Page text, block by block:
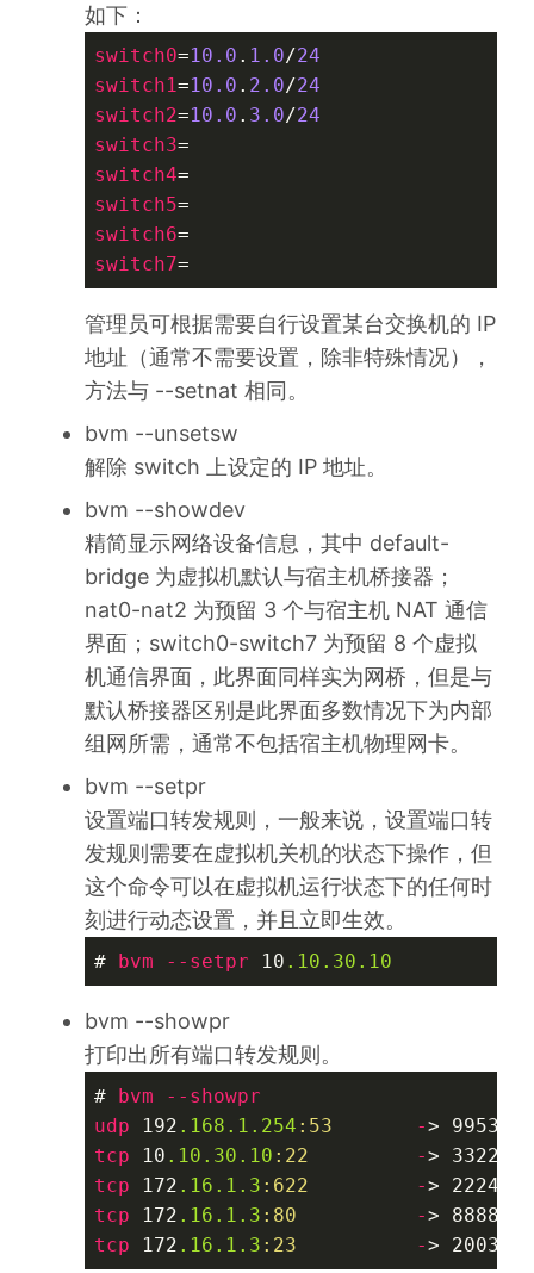
如下：
switch0=10.0 . 1.0/24
switch1=10.0 . 2.0/24
switch2=10.0 . 3.0/24
switch3
switch4
switch5
switch6
switch7
管理员可根据需要自行设置某台交换机的 IP
地址（通常不需要设置，除非特殊情况），
方法与 --setnat 相同。
bvm --unsetsw
解除 switch 上设定的 IP 地址。
bvm --showdev
精简显示网络设备信息，其中 default-
bridge 为虚拟机默认与宿主机桥接器；
nat0-nat2 为预留 3 个与宿主机 NAT 通信
界面；switch0-switch7 为预留 8 个虚拟
机通信界面，此界面同样实为网桥，但是与
默认桥接器区别是此界面多数情况下为内部
组网所需，通常不包括宿主机物理网卡。
bvm --setpr
设置端口转发规则，一般来说，设置端口转
发规则需要在虚拟机关机的状态下操作，但
这个命令可以在虚拟机运行状态下的任何时
刻进行动态设置，并且立即生效。
# bvm --setpr 10 .10 .30 .10
bvm --showpr
打印出所有端口转发规则。
# bvm
--showpr
udp 192 .168 .1 .254 :53 -> 9953
tcp 10 .10 .30 .10 :22 -> 3322
tcp 172 .16 .1 .3 :622 -> 2224
tcp 172 .16 .1 .3 :80 -> 8888
tcp 172 .16 .1 .3 :23 -> 2003